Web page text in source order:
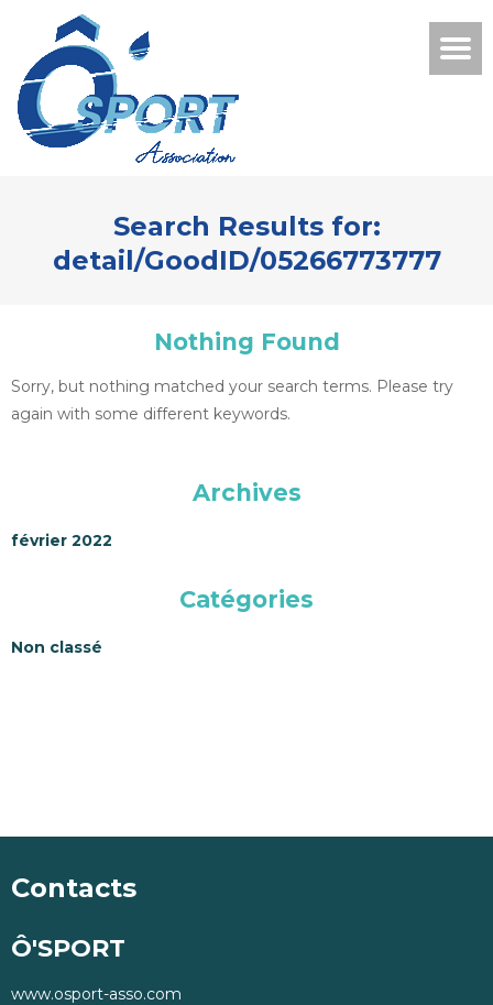
Search Results for:
detail/GoodID/05266773777
Nothing Found
Sorry, but nothing matched your search terms. Please try
again with some different keywords.
Archives
février 2022
Catégories
Non classé
Contacts
Ô'SPORT
www.osport-asso.com